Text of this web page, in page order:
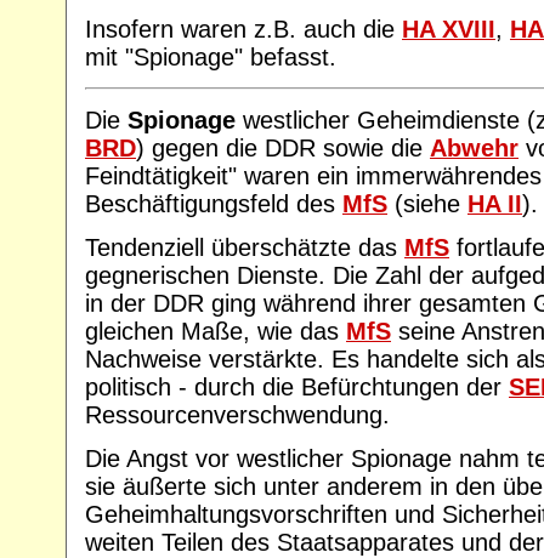
Insofern waren z.B. auch die HA XVIII,
mit "Spionage" befasst.
Die Spionage westlicher Geheimdienste
BRD) gegen die DDR sowie die Abwehr
Feindtätigkeit" waren ein
Beschäftigungsfeld des MfS (siehe HA II).
Tendenziell überschätzte das MfS
gegnerischen Dienste. Die Zahl der
in der DDR ging während ihrer gesamten
gleichen Maße, wie das MfS seine
Nachweise verstärkte. Es handelte sich
politisch - durch die Befürchtungen der
Ressourcenverschwendung.
Die Angst vor westlicher Spionage nahm
sie äußerte sich unter anderem in den
Geheimhaltungsvorschriften und
weiten Teilen des Staatsapparates und